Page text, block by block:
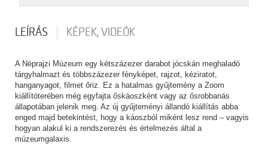
LEÍRÁS KÉPEK, VIDEÓK
A Néprajzi Múzeum egy kétszázezer darabot jócskán meghaladó
tárgyhalmazt és többszázezer fényképet, rajzot, kéziratot,
hanganyagot, filmet őriz. Ez a hatalmas gyűjtemény a Zoom
kiállítóterében még egyfajta őskáoszként vagy az ősrobbanás
állapotában jelenik meg. Az új gyűjteményi állandó kiállítás abba
enged majd betekintést, hogy a káoszból miként lesz rend – vagyis
hogyan alakul ki a rendszerezés és értelmezés által a
múzeumgalaxis.